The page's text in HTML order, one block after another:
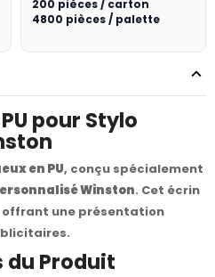
200 pièces / carton
4800 pièces / palette
pour Stylo
en PU, conçu spécialement
Winston. Cet écrin
une présentation
Produit